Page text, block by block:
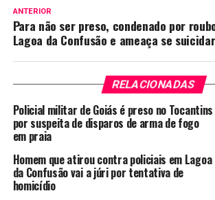
ANTERIOR
Para não ser preso, condenado por
Lagoa da Confusão e ameaça se suicidar
RELACIONADAS
Policial militar de Goiás é preso no Tocantins
por suspeita de disparos de arma de fogo
em praia
Homem que atirou contra policiais em Lagoa
da Confusão vai a júri por tentativa de
homicídio